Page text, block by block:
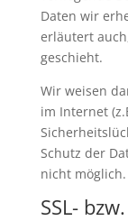
Daten wir
erläutert
geschieht.
Wir weisen
im Internet
Schutz der
nicht möglich.
SSL-